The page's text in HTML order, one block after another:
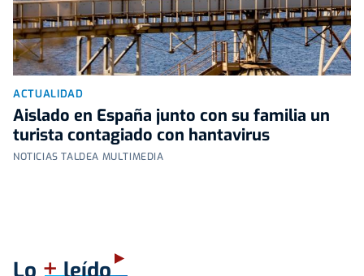
ACTUALIDAD
Aislado en España junto con su familia un
turista contagiado con hantavirus
NOTICIAS TALDEA MULTIMEDIA
+